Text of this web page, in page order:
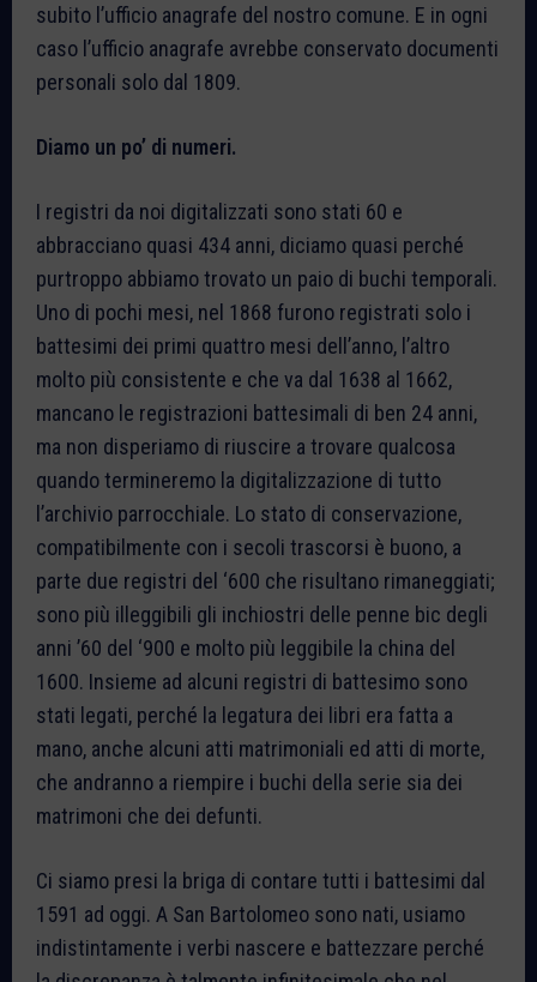
subito l’ufficio anagrafe del nostro comune. E in ogni
caso l’ufficio anagrafe avrebbe conservato documenti
personali solo dal 1809.
Diamo un po’ di numeri.
I registri da noi digitalizzati sono stati 60 e
abbracciano quasi 434 anni, diciamo quasi perché
purtroppo abbiamo trovato un paio di buchi temporali.
Uno di pochi mesi, nel 1868 furono registrati solo i
battesimi dei primi quattro mesi dell’anno, l’altro
molto più consistente e che va dal 1638 al 1662,
mancano le registrazioni battesimali di ben 24 anni,
ma non disperiamo di riuscire a trovare qualcosa
quando termineremo la digitalizzazione di tutto
l’archivio parrocchiale. Lo stato di conservazione,
compatibilmente con i secoli trascorsi è buono, a
parte due registri del ‘600 che risultano rimaneggiati;
sono più illeggibili gli inchiostri delle penne bic degli
anni ’60 del ‘900 e molto più leggibile la china del
1600. Insieme ad alcuni registri di battesimo sono
stati legati, perché la legatura dei libri era fatta a
mano, anche alcuni atti matrimoniali ed atti di morte,
che andranno a riempire i buchi della serie sia dei
matrimoni che dei defunti.
Ci siamo presi la briga di contare tutti i battesimi dal
1591 ad oggi. A San Bartolomeo sono nati, usiamo
indistintamente i verbi nascere e battezzare perché